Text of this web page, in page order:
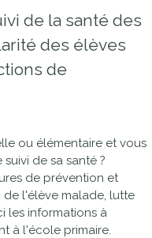
de la santé des
des élèves
de
ou élémentaire et vous
de sa santé ?
de prévention et
l'élève malade, lutte
les informations à
à l'école primaire.